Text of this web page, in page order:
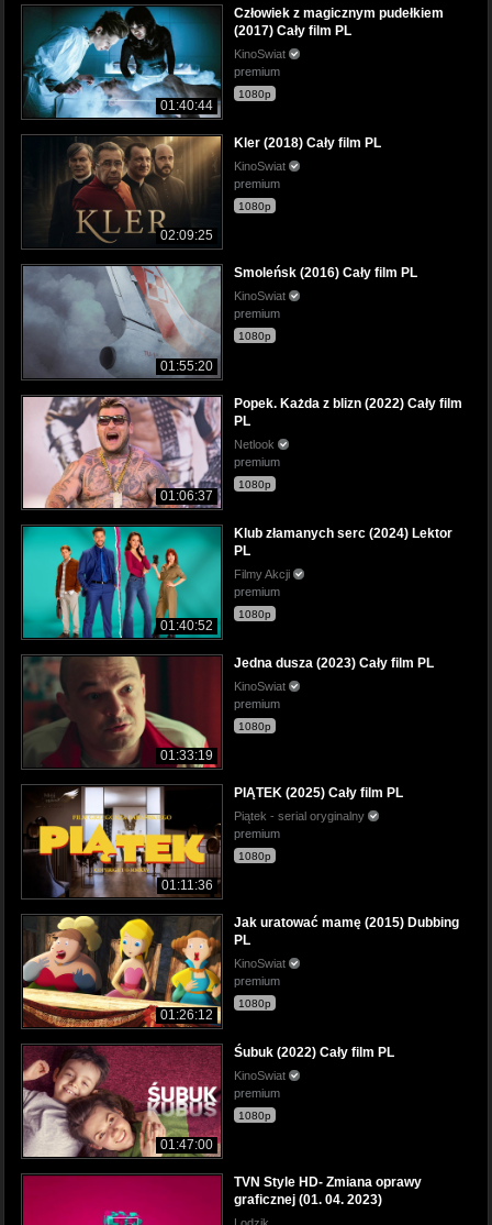
01:40:44
Człowiek z magicznym pudełkiem
(2017) Cały film PL
KinoSwiat
premium
1080p
02:09:25
Kler (2018) Cały film PL
KinoSwiat
premium
1080p
01:55:20
Smoleńsk (2016) Cały film PL
KinoSwiat
premium
1080p
01:06:37
Popek. Każda z blizn (2022) Cały film
PL
Netlook
premium
1080p
01:40:52
Klub złamanych serc (2024) Lektor
PL
Filmy Akcji
premium
1080p
01:33:19
Jedna dusza (2023) Cały film PL
KinoSwiat
premium
1080p
01:11:36
PIĄTEK (2025) Cały film PL
Piątek - serial oryginalny
premium
1080p
01:26:12
Jak uratować mamę (2015) Dubbing
PL
KinoSwiat
premium
1080p
01:47:00
Śubuk (2022) Cały film PL
KinoSwiat
premium
1080p
TVN Style HD- Zmiana oprawy
graficznej (01. 04. 2023)